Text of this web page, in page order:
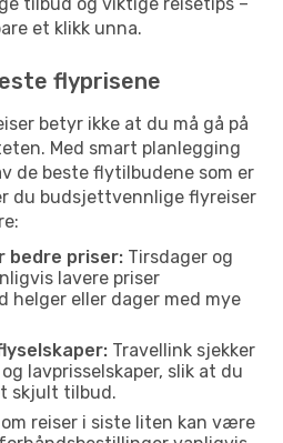
et klikk unna.
flyprisene
betyr ikke at du må gå på
Med smart planlegging
de beste flytilbudene som er
du budsjettvennlige flyreiser
bedre priser: Tirsdager og
lavere priser
helger eller dager med mye
Travellink sjekker
lavprisselskaper, slik at du
skjult tilbud.
reiser i siste liten kan være